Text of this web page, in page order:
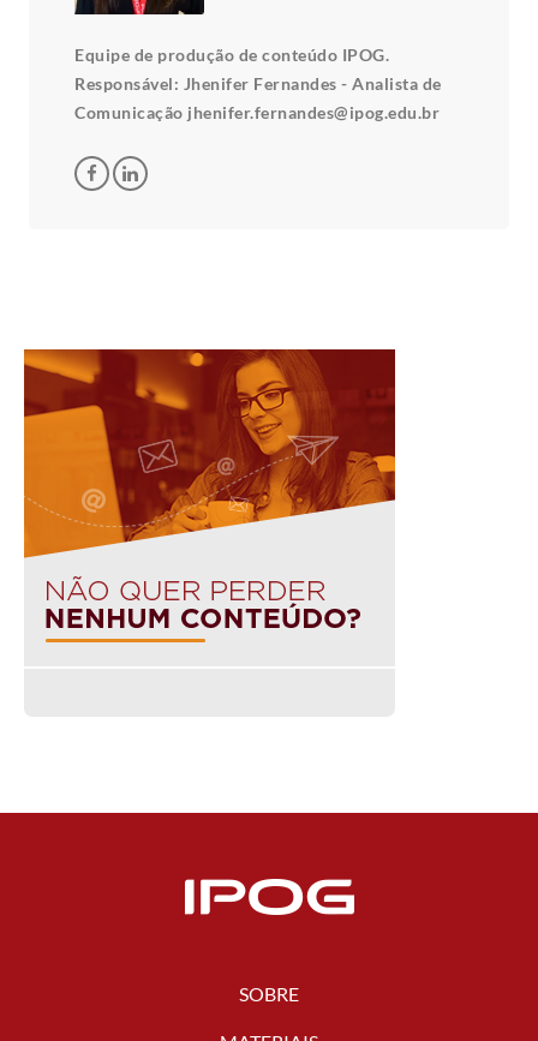
Equipe de produção de conteúdo IPOG.
Responsável: Jhenifer Fernandes - Analista de
Comunicação jhenifer.fernandes@ipog.edu.br
SOBRE